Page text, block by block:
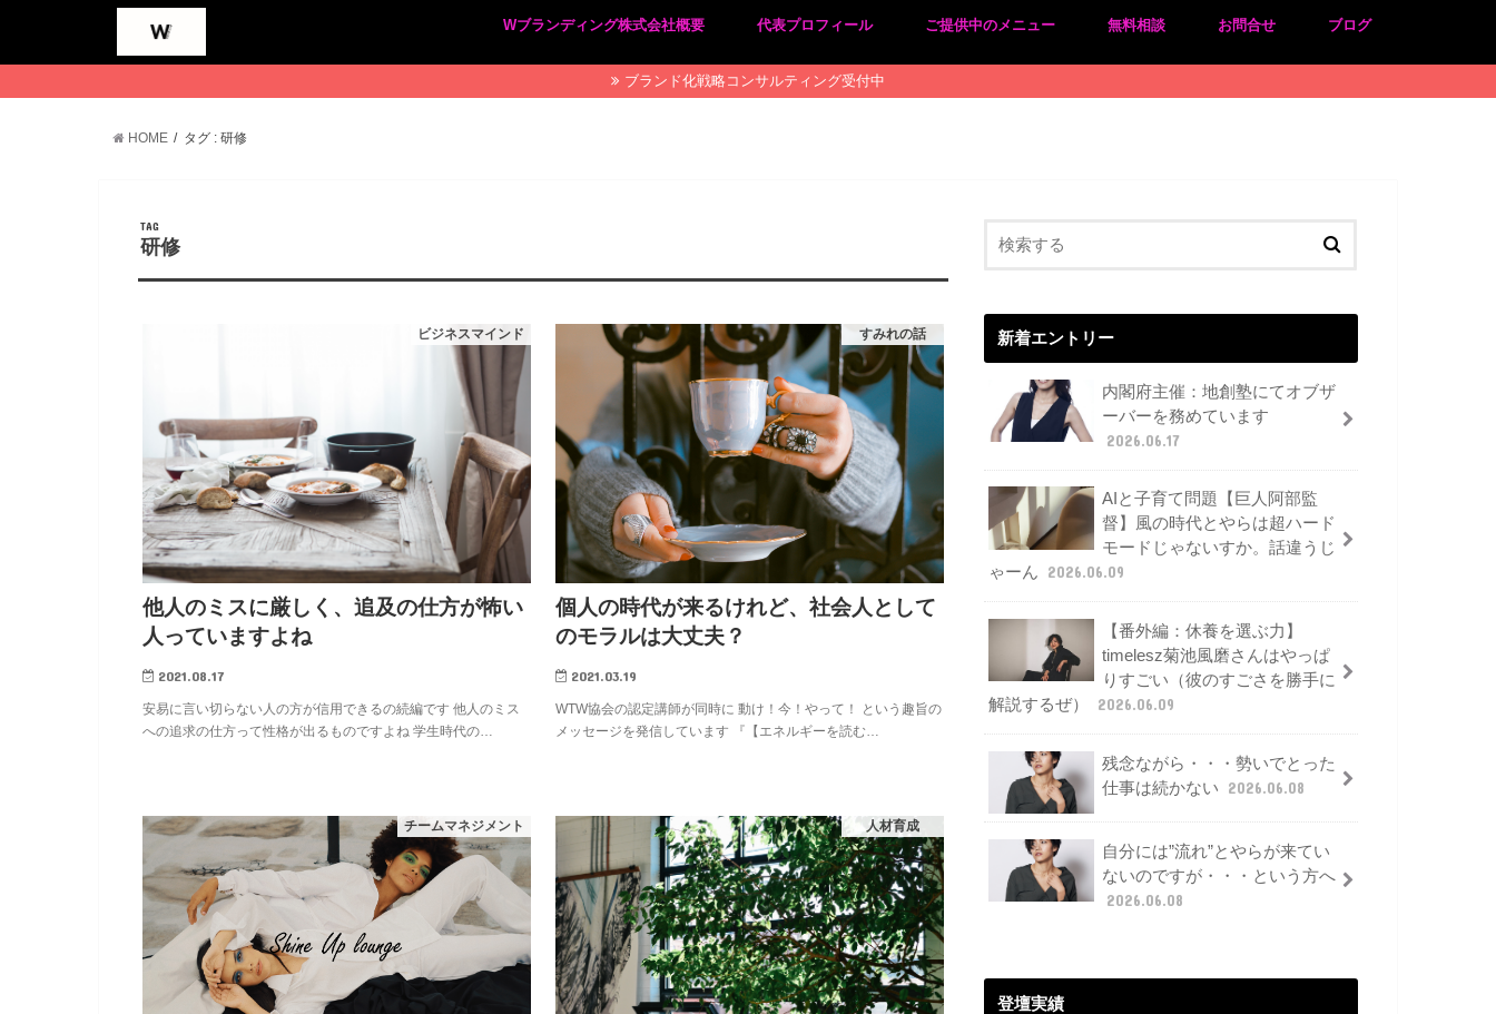
Wブランディング株式会社概要
プライバシーポリシー
特定商取引法に基づく表記
代表プロフィール ご提供中のメニュー 無料相談 お問合せ ブログ
ブランド化戦略コンサルティング受付中
HOME タグ : 研修
TAG
研修
ビジネスマインド
他人のミスに厳しく、追及の仕方が怖い
人っていますよね
2021.08.17
安易に言い切らない人の方が信用できるの続編です 他人のミス
への追求の仕方って性格が出るものですよね 学生時代の…
すみれの話
個人の時代が来るけれど、社会人として
のモラルは大丈夫？
2021.03.19
WTW協会の認定講師が同時に 動け！今！やって！ という趣旨の
メッセージを発信しています 『【エネルギーを読む…
人材育成
チームマネジメント
新着エントリー
内閣府主催：地創塾にてオブザ
ーバーを務めています
2026.06.17
AIと子育て問題【巨人阿部監
督】風の時代とやらは超ハード
モードじゃないすか。話違うじ
ゃーん
2026.06.09
【番外編：休養を選ぶ力】
timelesz菊池風磨さんはやっぱ
りすごい（彼のすごさを勝手に
解説するぜ）
2026.06.09
残念ながら・・・勢いでとった
仕事は続かない
2026.06.08
自分には”流れ”とやらが来てい
ないのですが・・・という方へ
2026.06.08
登壇実績